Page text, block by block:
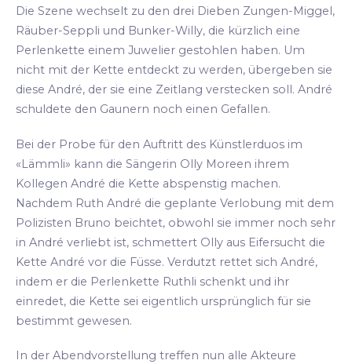
Die Szene wechselt zu den drei Dieben Zungen-Miggel,
Räuber-Seppli und Bunker-Willy, die kürzlich eine
Perlenkette einem Juwelier gestohlen haben. Um
nicht mit der Kette entdeckt zu werden, übergeben sie
diese André, der sie eine Zeitlang verstecken soll. André
schuldete den Gaunern noch einen Gefallen.
Bei der Probe für den Auftritt des Künstlerduos im
«Lämmli» kann die Sängerin Olly Moreen ihrem
Kollegen André die Kette abspenstig machen.
Nachdem Ruth André die geplante Verlobung mit dem
Polizisten Bruno beichtet, obwohl sie immer noch sehr
in André verliebt ist, schmettert Olly aus Eifersucht die
Kette André vor die Füsse. Verdutzt rettet sich André,
indem er die Perlenkette Ruthli schenkt und ihr
einredet, die Kette sei eigentlich ursprünglich für sie
bestimmt gewesen.
In der Abendvorstellung treffen nun alle Akteure